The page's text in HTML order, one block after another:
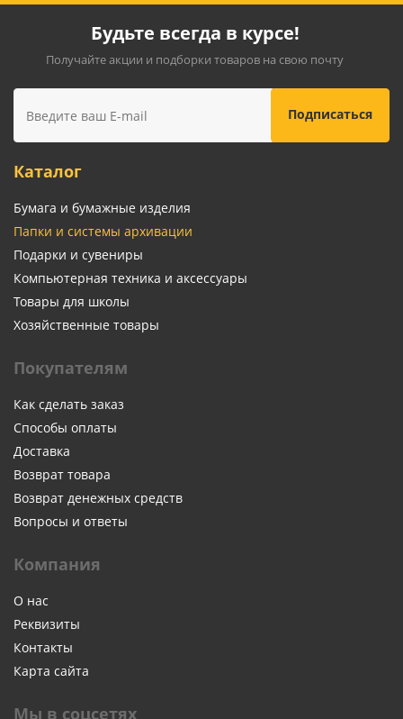
Будьте всегда в курсе!
Получайте акции и подборки товаров на свою почту
Каталог
Бумага и бумажные изделия
Папки и системы архивации
Подарки и сувениры
Компьютерная техника и аксессуары
Товары для школы
Хозяйственные товары
Покупателям
Как сделать заказ
Способы оплаты
Доставка
Возврат товара
Возврат денежных средств
Вопросы и ответы
Компания
О нас
Реквизиты
Контакты
Карта сайта
Мы в соцсетях